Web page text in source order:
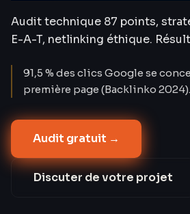
Audit technique 87 points,
E-A-T, netlinking éthique.
91,5 % des clics Google se
première page (Backlinko
% des mots-clés ciblés en top 10
projets — avec un coût par lead
€ en Google Ads.
Audit gratuit →
Discuter de votre projet